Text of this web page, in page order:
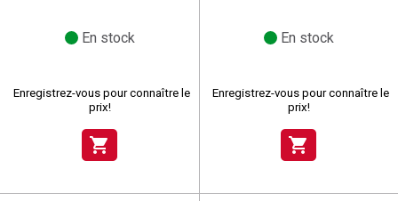
En stock
Enregistrez-vous pour connaître le
prix!
shopping_cart
En stock
Enregistrez-vous pour connaître le
prix!
shopping_cart